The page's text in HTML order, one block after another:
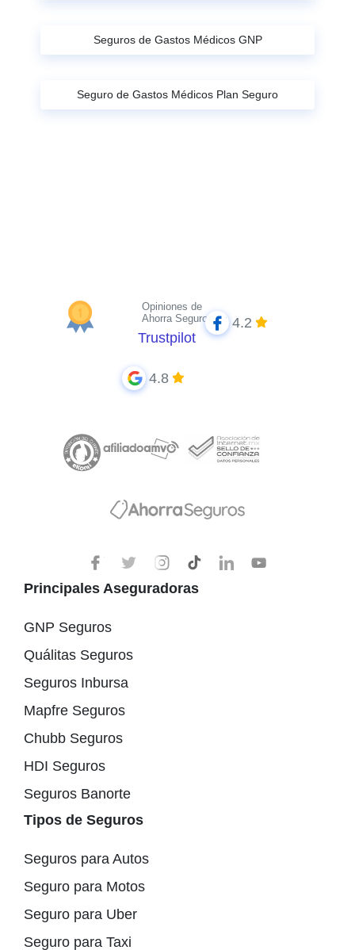
Seguros de Gastos Médicos GNP
Seguro de Gastos Médicos Plan Seguro
Opiniones de
Ahorra Seguros
Trustpilot
4.2
4.8
Principales Aseguradoras
GNP Seguros
Quálitas Seguros
Seguros Inbursa
Mapfre Seguros
Chubb Seguros
HDI Seguros
Seguros Banorte
Tipos de Seguros
Seguros para Autos
Seguro para Motos
Seguro para Uber
Seguro para Taxi